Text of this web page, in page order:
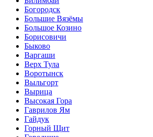
Богородск
Большие Вязёмы
Большое Козино
Борисовичи
Быково
Варгаши
Верх Тула
Воротынск
Выльгорт
Вырица
Высокая Гора
Гаврилов Ям
Гайдук
Горный Щит